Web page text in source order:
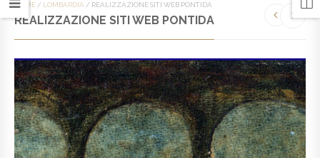
HOME / LOMBARDIA / REALIZZAZIONE SITI WEB PONTIDA
REALIZZAZIONE SITI WEB PONTIDA